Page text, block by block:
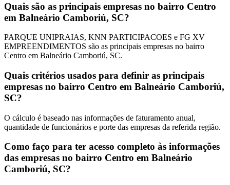
Quais são as principais empresas no bairro Centro
em Balneário Camboriú, SC?
PARQUE UNIPRAIAS, KNN PARTICIPACOES e FG XV
EMPREENDIMENTOS são as principais empresas no bairro
Centro em Balneário Camboriú, SC.
Quais critérios usados para definir as principais
empresas no bairro Centro em Balneário Camboriú,
SC?
O cálculo é baseado nas informações de faturamento anual,
quantidade de funcionários e porte das empresas da referida região.
Como faço para ter acesso completo às informações
das empresas no bairro Centro em Balneário
Camboriú, SC?